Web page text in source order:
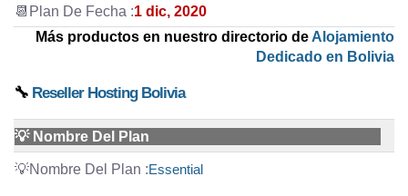
1 dic, 2020
Más productos en nuestro directorio de Alojamiento
Dedicado en Bolivia
🔧 Reseller Hosting Bolivia
💡 Nombre Del Plan
Essential